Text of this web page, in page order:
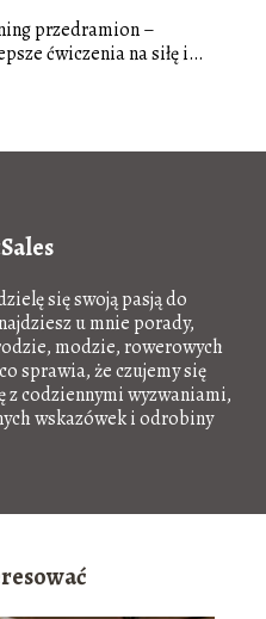
przedramion –
ćwiczenia na siłę i
się swoją pasją do
u mnie porady,
modzie, rowerowych
sprawia, że czujemy się
z codziennymi wyzwaniami,
wskazówek i odrobiny